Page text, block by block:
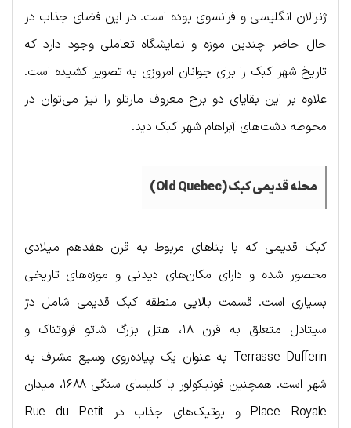
ژنرالان انگلیسی و فرانسوی بوده است. در این فضای جذاب در
حال حاضر چندین موزه و نمایشگاه تعاملی وجود دارد که
تاریخ شهر کبک را برای جوانان امروزی به تصویر کشیده است.
علاوه بر این بقایای دو برج معروف مارتلو را نیز می‌توان در
محوطه دشت‌های آبراهام شهر کبک دید.
محله قدیمی کبک (Old Quebec)
کبک قدیمی که با بناهای مربوط به قرن هفدهم میلادی
محصور شده و دارای مکان‌های دیدنی و موزه‌های تاریخی
بسیاری است. قسمت بالایی منطقه کبک قدیمی شامل دژ
سیتادل متعلق به قرن ۱۸، هتل بزرگ شاتو فروتناک و
Terrasse Dufferin به عنوان یک پیاده‌روی وسیع مشرف به
شهر است. همچنین فونیکولور با کلیسای سنگی ۱۶۸۸، میدان
Place Royale و بوتیک‌های جذاب در Rue du Petit